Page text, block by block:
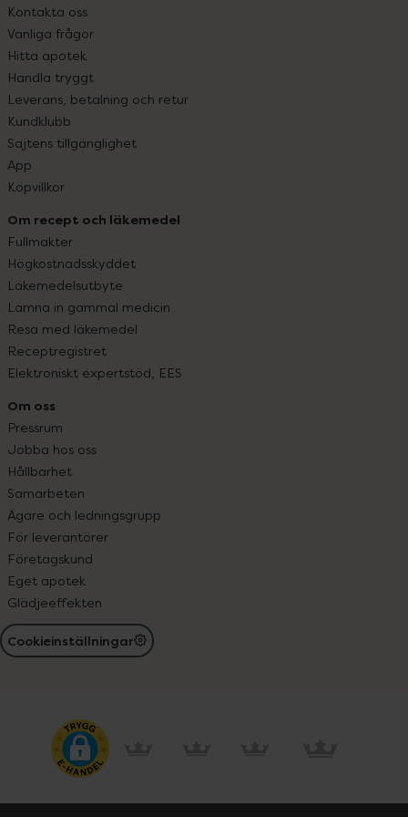
Kontakta oss
Vanliga frågor
Hitta apotek
Handla tryggt
Leverans, betalning och retur
Kundklubb
Sajtens tillgänglighet
App
Köpvillkor
Om recept och läkemedel
Fullmakter
Högkostnadsskyddet
Läkemedelsutbyte
Lämna in gammal medicin
Resa med läkemedel
Receptregistret
Elektroniskt expertstöd, EES
Om oss
Pressrum
Jobba hos oss
Hållbarhet
Samarbeten
Ägare och ledningsgrupp
För leverantörer
Företagskund
Eget apotek
Glädjeeffekten
Cookieinställningar